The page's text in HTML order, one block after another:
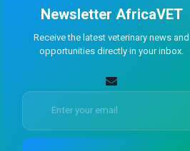
Newsletter AfricaVET
Receive the latest veterinary news and
opportunities directly in your inbox.